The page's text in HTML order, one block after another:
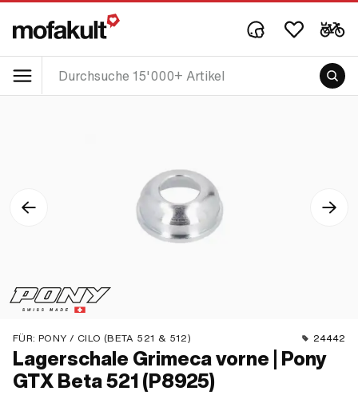
FÜR: PONY / CILO (BETA 521 & 512) 24442
Lagerschale Grimeca vorne | Pony
GTX Beta 521 (P8925)